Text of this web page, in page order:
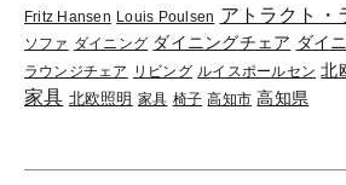
Fritz Hansen Louis Poulsen アトラクト・
ソファ ダイニング ダイニングチェア ダイ
ラウンジチェア リビング ルイスポールセン 北
家具 北欧照明 家具 椅子 高知市 高知県